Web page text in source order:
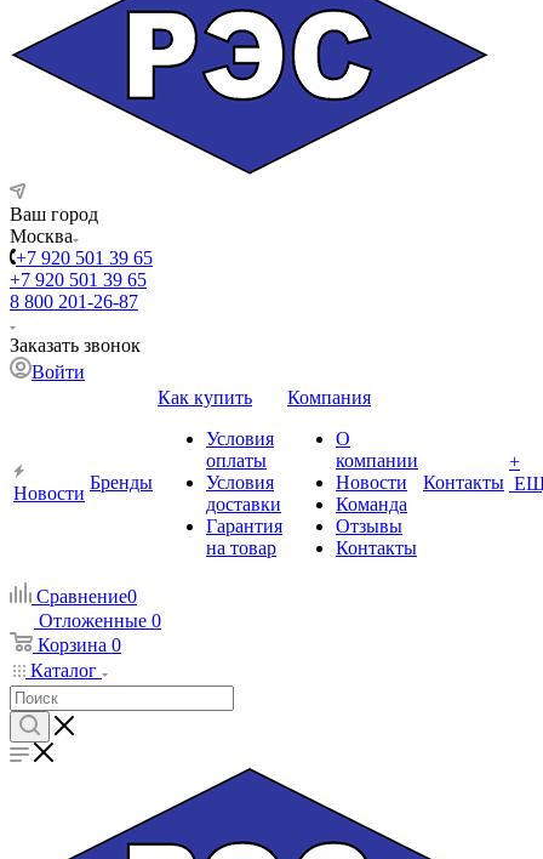
Ваш город
Москва
+7 920 501 39 65
+7 920 501 39 65
8 800 201-26-87
Заказать звонок
Войти
Новости
Бренды
Как купить
Условия
оплаты
Условия
доставки
Гарантия
на товар
Компания
О
компании
Новости
Команда
Отзывы
Контакты
Контакты
+
Сравнение0
Отложенные 0
Корзина 0
Каталог